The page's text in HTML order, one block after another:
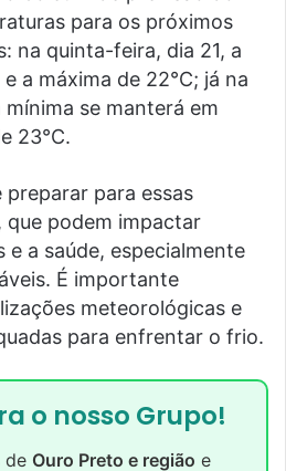
para os próximos
na quinta-feira, dia 21, a
a máxima de 22°C; já na
se manterá em
23°C.
preparar para essas
que podem impactar
e a saúde, especialmente
É importante
meteorológicas e
para enfrentar o frio.
o nosso Grupo!
de Ouro Preto e região e